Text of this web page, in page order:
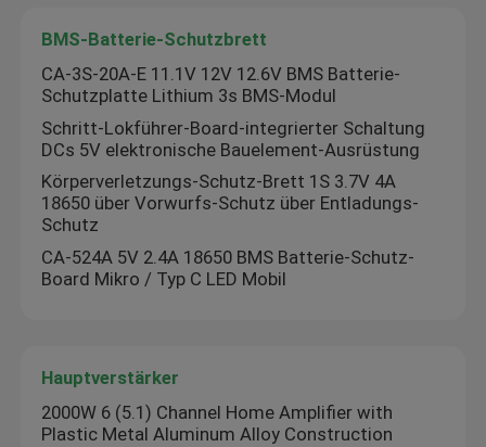
BMS-Batterie-Schutzbrett
CA-3S-20A-E 11.1V 12V 12.6V BMS Batterie-
Schutzplatte Lithium 3s BMS-Modul
Schritt-Lokführer-Board-integrierter Schaltung
DCs 5V elektronische Bauelement-Ausrüstung
Körperverletzungs-Schutz-Brett 1S 3.7V 4A
18650 über Vorwurfs-Schutz über Entladungs-
Schutz
CA-524A 5V 2.4A 18650 BMS Batterie-Schutz-
Board Mikro / Typ C LED Mobil
Hauptverstärker
2000W 6 (5.1) Channel Home Amplifier with
Plastic Metal Aluminum Alloy Construction